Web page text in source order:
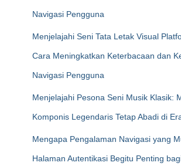
Navigasi Pengguna
Menjelajahi Seni Tata Letak Visual
Cara Meningkatkan Keterbacaan dan
Navigasi Pengguna
Menjelajahi Pesona Seni Musik Klasik:
Komponis Legendaris Tetap Abadi di
Mengapa Pengalaman Navigasi yang
Halaman Autentikasi Begitu Penting